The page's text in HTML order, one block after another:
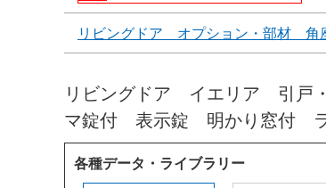
リビングドア オプション・部材 角
リビングドア イエリア 引
マ錠付 表示錠 明かり窓付 ラ
各種データ・ライブラリー